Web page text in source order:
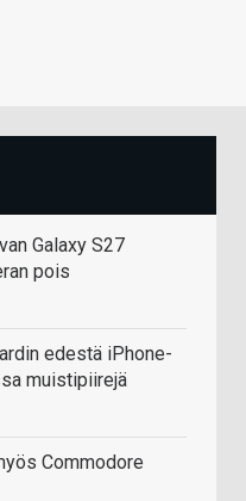
Galaxy S27
pois
edestä iPhone-
muistipiirejä
Commodore